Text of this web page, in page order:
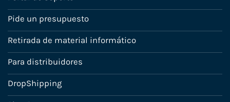
Pide un presupuesto
Retirada de material informático
Para distribuidores
DropShipping